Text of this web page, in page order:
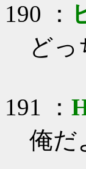
190 ：
どっ
191 ：
俺だ